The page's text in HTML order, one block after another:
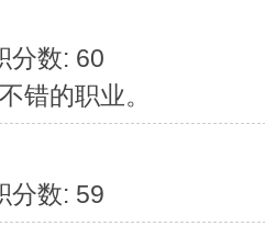
分数: 60
错的职业。
分数: 59